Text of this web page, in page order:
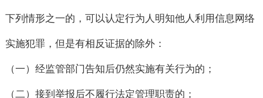
下列情形之一的，可以认定行为人明知他人利用信息网络
实施犯罪，但是有相反证据的除外：
（一）经监管部门告知后仍然实施有关行为的；
（二）接到举报后不履行法定管理职责的；